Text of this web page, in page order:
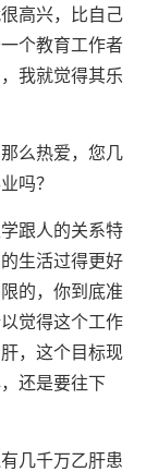
高兴，比自己
个教育工作者
我就觉得其乐
么热爱，您几
吗？
跟人的关系特
生活过得更好
的，你到底准
觉得这个工作
，这个目标现
还是要往下
几千万乙肝患